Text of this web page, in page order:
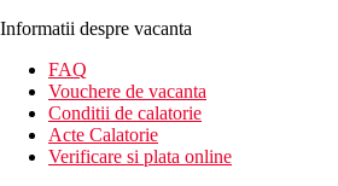
Informatii despre vacanta
FAQ
Vouchere de vacanta
Conditii de calatorie
Acte Calatorie
Verificare si plata online